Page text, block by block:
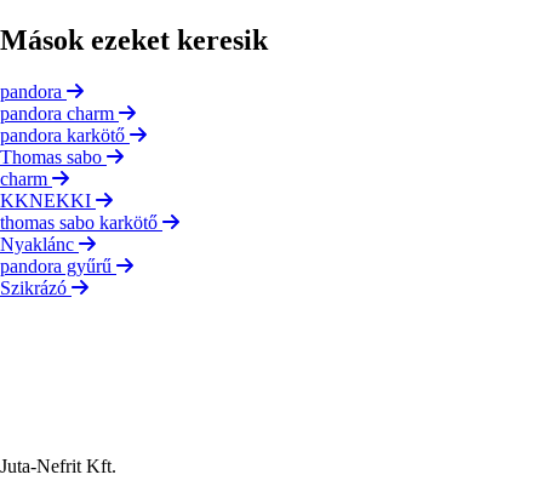
Mások ezeket keresik
pandora
pandora charm
pandora karkötő
Thomas sabo
charm
KKNEKKI
thomas sabo karkötő
Nyaklánc
pandora gyűrű
Szikrázó
Juta-Nefrit Kft.